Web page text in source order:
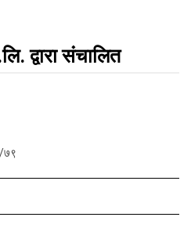
द्वारा संचालित
७९